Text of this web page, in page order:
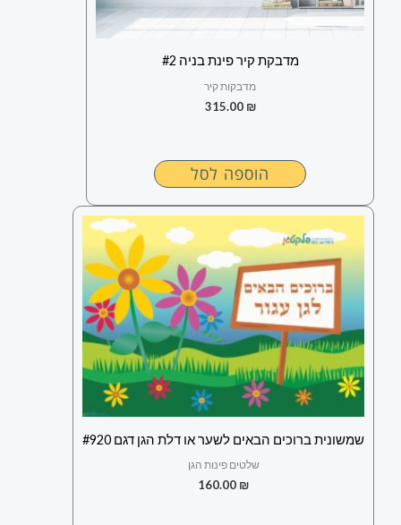
מדבקת קיר פינת בניה #2
מדבקות קיר
315.00 ₪
הוספה לסל
שמשונית ברוכים הבאים לשער או דלת הגן דגם #920
שלטים פינות הגן
160.00 ₪
למוצר
יש
מספר
סוגים.
ניתן
לבחור
את
האפשרויות
בעמוד
המוצר